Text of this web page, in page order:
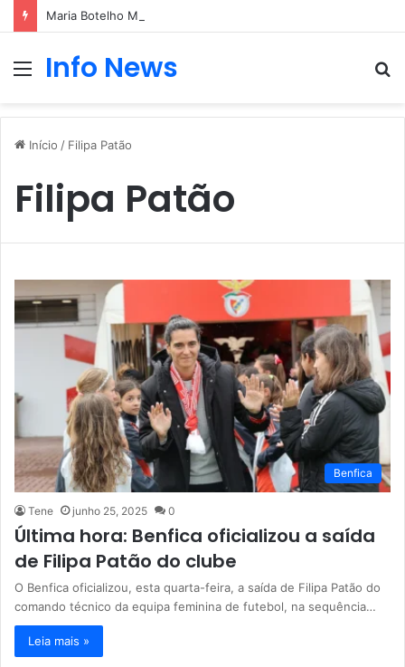
Maria Botelho Moniz “interrompe” confessionário
Menu
Info News
Início / Filipa Patão
Filipa Patão
Benfica
Tene junho 25, 2025 0
Última hora: Benfica oficializou a saída
de Filipa Patão do clube
O Benfica oficializou, esta quarta-feira, a saída de Filipa Patão do
comando técnico da equipa feminina de futebol, na sequência…
Leia mais »